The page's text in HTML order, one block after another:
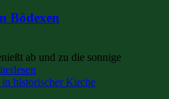
Bödexen
ab und zu die sonnige